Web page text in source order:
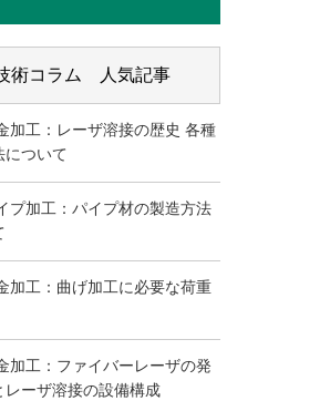
術コラム 人気記事
加工：レーザ溶接の歴史 各種
について
プ加工：パイプ材の製造方法
加工：曲げ加工に必要な荷重
加工：ファイバーレーザの発
レーザ溶接の設備構成